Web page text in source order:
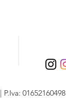
01652160498